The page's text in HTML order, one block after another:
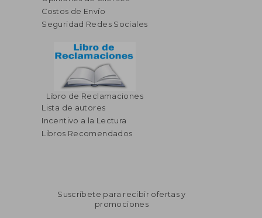
Costos de Envío
Seguridad Redes Sociales
Libro de Reclamaciones
Lista de autores
Incentivo a la Lectura
Libros Recomendados
Suscríbete para recibir ofertas y
promociones